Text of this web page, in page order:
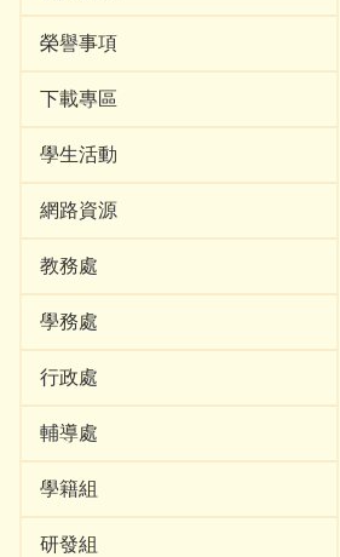
榮譽事項
下載專區
學生活動
網路資源
教務處
學務處
行政處
輔導處
學籍組
研發組